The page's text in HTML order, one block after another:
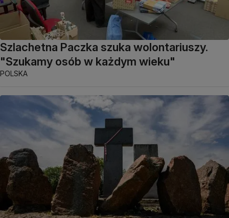
Szlachetna Paczka szuka wolontariuszy.
"Szukamy osób w każdym wieku"
POLSKA